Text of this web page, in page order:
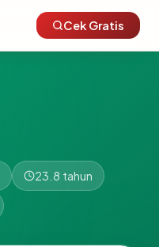
Cek Gratis
23.8 tahun